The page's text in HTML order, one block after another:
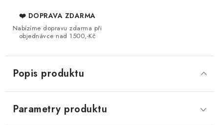
❤️ DOPRAVA ZDARMA
Nabízíme dopravu zdarma při
objednávce nad 1500,-Kč
Popis produktu
Parametry produktu